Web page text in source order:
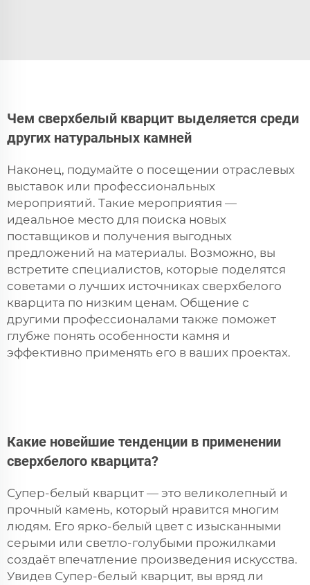
Чем сверхбелый кварцит выделяется среди
других натуральных камней
Наконец, подумайте о посещении отраслевых
выставок или профессиональных
мероприятий. Такие мероприятия —
идеальное место для поиска новых
поставщиков и получения выгодных
предложений на материалы. Возможно, вы
встретите специалистов, которые поделятся
советами о лучших источниках сверхбелого
кварцита по низким ценам. Общение с
другими профессионалами также поможет
глубже понять особенности камня и
эффективно применять его в ваших проектах.
Какие новейшие тенденции в применении
сверхбелого кварцита?
Супер-белый кварцит — это великолепный и
прочный камень, который нравится многим
людям. Его ярко-белый цвет с изысканными
серыми или светло-голубыми прожилками
создаёт впечатление произведения искусства.
Увидев Супер-белый кварцит, вы вряд ли